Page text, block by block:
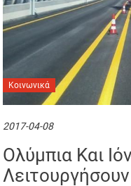
Κοινωνικά
2017-04-08
Ολύμπια Και